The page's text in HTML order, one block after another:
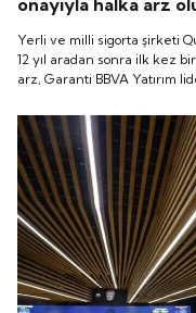
bir sigorta şirketi
Garanti BBVA
29-30-31 Temmuz
ile Quick Sigorta
Yerli ve milli sigorta şirketi
12 yıl aradan sonra ilk kez
arz, Garanti BBVA Yatırım
“Gong Töreni” ile Quick